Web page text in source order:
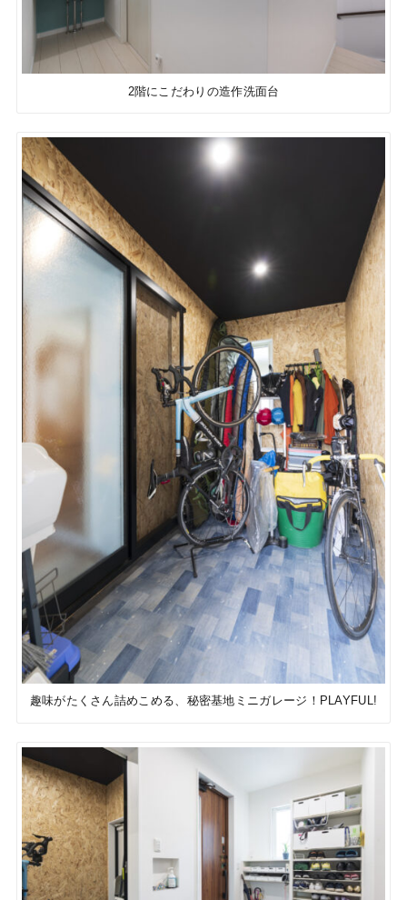
2階にこだわりの造作洗面台
趣味がたくさん詰めこめる、秘密基地ミニガレージ！PLAYFUL!